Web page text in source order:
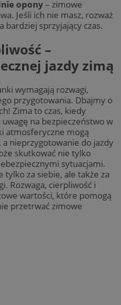
opony– zimowe
Jeśli ich nie masz, rozważ
bardziej sprzyjający czas.
–
jazdy zimą
wymagają rozwagi,
przygotowania. Dbajmy o
Zima to czas, kiedy
na bezpieczeństwo w
atmosferyczne mogą
nieprzygotowanie do jazdy
skutkować nie tylko
sytuacjami.
tylko za siebie, ale także za
Rozwaga, cierpliwość i
wartości, które pomogą
przetrwać zimowe